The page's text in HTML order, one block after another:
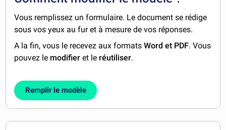
Vous remplissez un formulaire. Le document se rédige
sous vos yeux au fur et à mesure de vos réponses.
A la fin, vous le recevez aux formatsWord et PDF. Vous
pouvez le modifier et le réutiliser.
Remplir le modèle